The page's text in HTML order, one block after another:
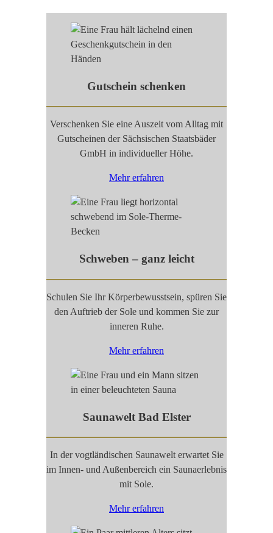
Gutschein schenken
Verschenken Sie eine Auszeit vom Alltag mit
Gutscheinen der Sächsischen Staatsbäder
GmbH in individueller Höhe.
Mehr erfahren
Schweben – ganz leicht
Schulen Sie Ihr Körperbewusstsein, spüren Sie
den Auftrieb der Sole und kommen Sie zur
inneren Ruhe.
Mehr erfahren
Saunawelt Bad Elster
In der vogtländischen Saunawelt erwartet Sie
im Innen- und Außenbereich ein Saunaerlebnis
mit Sole.
Mehr erfahren